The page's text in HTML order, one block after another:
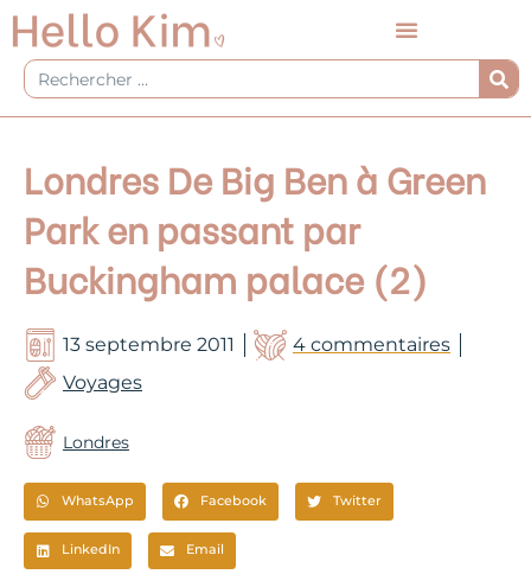
Aller
au
contenu
Rechercher
Londres De Big Ben à Green
Park en passant par
Buckingham palace (2)
13 septembre 2011
4 commentaires
Voyages
Londres
WhatsApp Facebook Twitter
LinkedIn Email